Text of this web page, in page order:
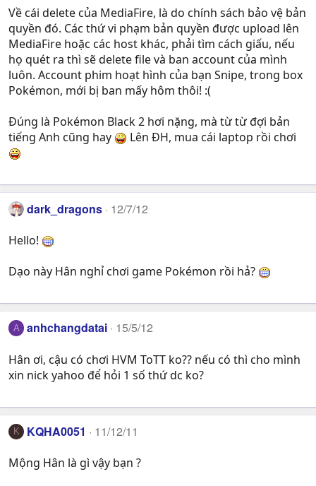
Về cái delete của MediaFire, là do chính sách bảo vệ bản
quyền đó. Các thứ vi phạm bản quyền được upload lên
MediaFire hoặc các host khác, phải tìm cách giấu, nếu
họ quét ra thì sẽ delete file và ban account của mình
luôn. Account phim hoạt hình của bạn Snipe, trong box
Pokémon, mới bị ban mấy hôm thôi! :(
Đúng là Pokémon Black 2 hơi nặng, mà từ từ đợi bản
tiếng Anh cũng hay
Lên ĐH, mua cái laptop rồi chơi
dark_dragons 12/7/12
Hello!
Dạo này Hân nghỉ chơi game Pokémon rồi hả?
A anhchangdatai 15/5/12
Hân ơi, cậu có chơi HVM ToTT ko?? nếu có thì cho mình
xin nick yahoo để hỏi 1 số thứ dc ko?
K KQHA0051 11/12/11
Mộng Hân là gì vậy bạn ?